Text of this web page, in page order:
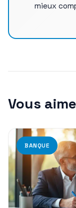
mieux
Vous
BANQUE